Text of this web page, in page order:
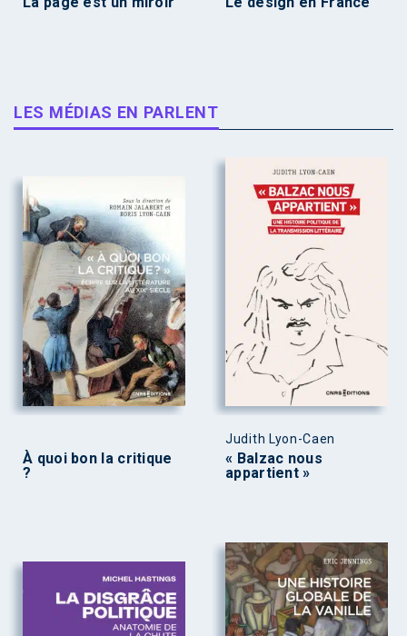
LES MÉDIAS EN PARLENT
À quoi bon la critique
?
Judith Lyon-Caen
« Balzac nous
appartient »